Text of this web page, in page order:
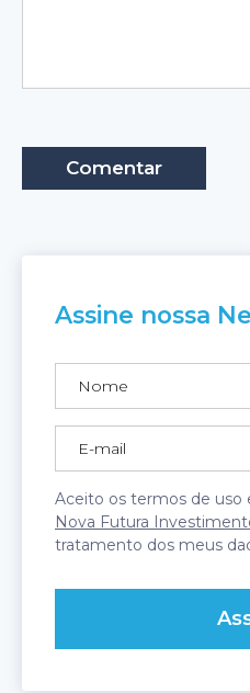
Assine nossa
Aceito os termos de uso
Nova Futura
tratamento dos meus